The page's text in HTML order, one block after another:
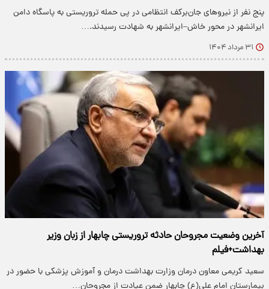
پنج نفر از نیروهای جان‌برکف انتظامی در پی حمله تروریستی به پاسگاه دامن
ایرانشهر در محور خاش–ایرانشهر به شهادت رسیدند.…
۳۱ مرداد ۱۴۰۴
آخرین وضعیت مجروحان حادثه تروریستی چابهار از زبان وزیر
بهداشت+فیلم
سعید کریمی معاون درمان وزارت بهداشت درمان و آموزش پزشکی با حضور در